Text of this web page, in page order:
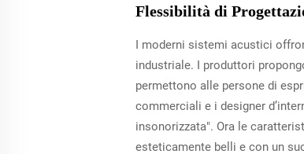
Flessibilità di
I moderni sistemi acustici
industriale. I produttori
permettono alle persone di
commerciali e i designer
insonorizzata". Ora le
esteticamente belli e con un